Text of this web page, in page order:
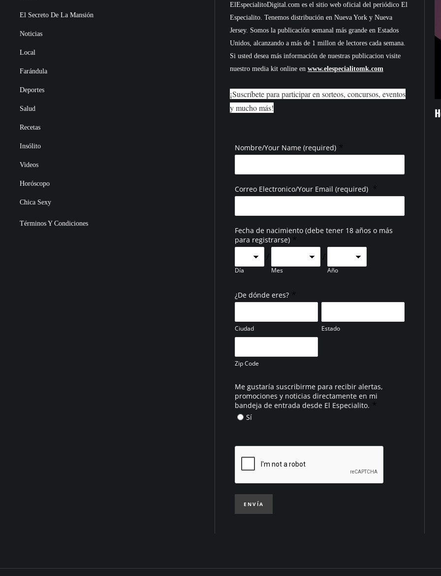
El Secreto De La Mansión
Noticias
Local
Farándula
Deportes
Salud
Recetas
Insólito
Videos
Horóscopo
Chica Sexy
Términos Y Condiciones
ElEspecialitoDigital.com es el sitio web oficial del periódico El
Especialito. Tenemos distribución en Nueva York y Nueva
Jersey. Somos la publicación semanal más grande en Estados
Unidos, alcanzando a más de 1 millon de lectores cada semana.
Si usted desea más información de nuestras publicacion visite
nuestro media kit online en www.elespecialitomk.com
¡Suscríbete para participar en sorteos, concursos, eventos
y mucho más!
Nombre/Your Name (required) *
Correo Electronico/Your Email (required) *
Fecha de nacimiento (debe tener 18 años o más
para registrarse) *
Día
/
Mes
/
Año
¿De dónde eres? *
Ciudad Estado
Zip Code
Me gustaría suscribirme para recibir alertas,
promociones y noticias directamente en mi
bandeja de entrada desde El Especialito. *
Sí
ENVÍA